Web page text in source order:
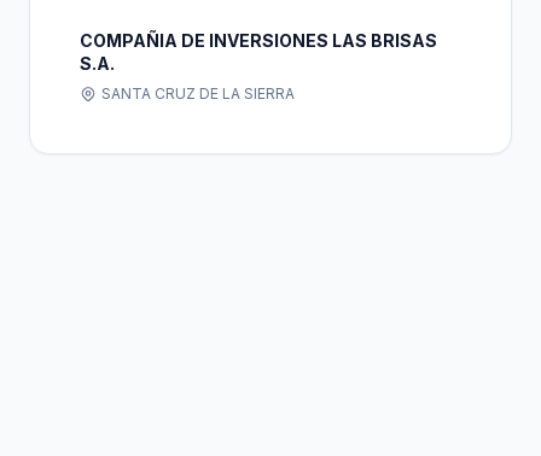
COMPAÑIA DE INVERSIONES LAS BRISAS
S.A.
SANTA CRUZ DE LA SIERRA